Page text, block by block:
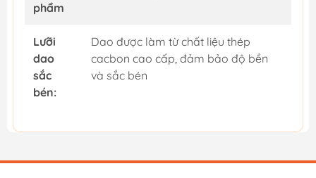
phẩm
Lưỡi
dao
sắc
bén:
Dao được làm từ chất liệu thép
cacbon cao cấp, đảm bảo độ bền
và sắc bén